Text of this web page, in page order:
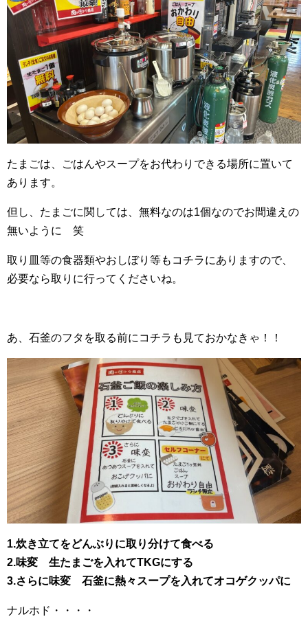
たまごは、ごはんやスープをお代わりできる場所に置いて
あります。
但し、たまごに関しては、無料なのは1個なのでお間違えの
無いように 笑
取り皿等の食器類やおしぼり等もコチラにありますので、
必要なら取りに行ってくださいね。
あ、石釜のフタを取る前にコチラも見ておかなきゃ！！
1.炊き立てをどんぶりに取り分けて食べる
2.味変 生たまごを入れてTKGにする
3.さらに味変 石釜に熱々スープを入れてオコゲクッパに
ナルホド・・・・